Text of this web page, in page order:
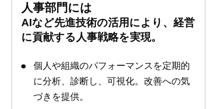
人事部門には
AIなど先進技術の活用により、経営
に貢献する人事戦略を実現。
個人や組織のパフォーマンスを定期的
に分析、診断し、可視化。改善への気
づきを提供。